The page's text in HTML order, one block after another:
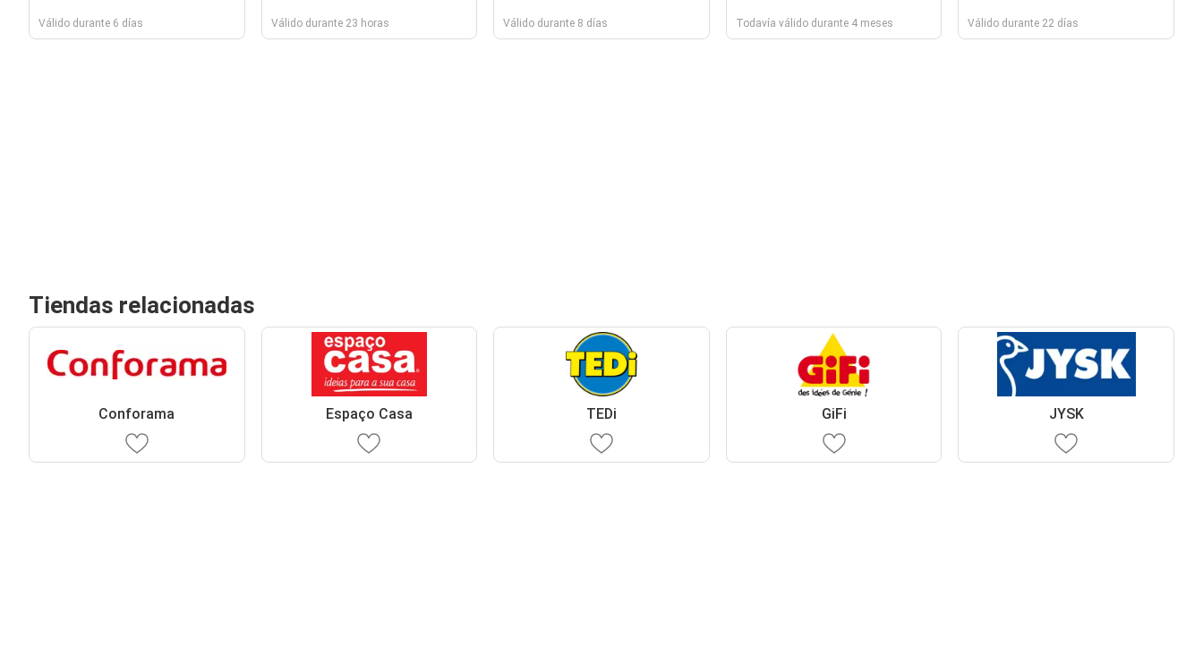
Válido durante 6 días Válido durante 23 horas Válido durante 8 días Todavía válido durante 4 meses Válido durante 22 días
Tiendas relacionadas
Conforama Espaço Casa TEDi GiFi JYSK